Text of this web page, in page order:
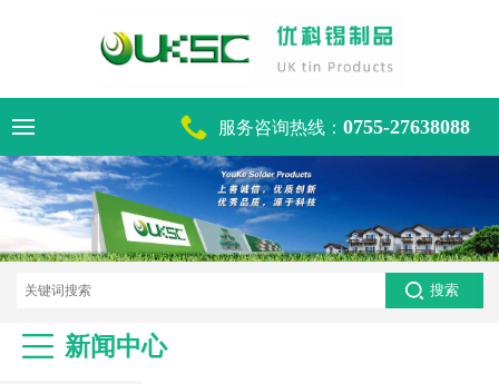
0755-27638088
 服务咨询热线： 0755-27638088
 新闻中心